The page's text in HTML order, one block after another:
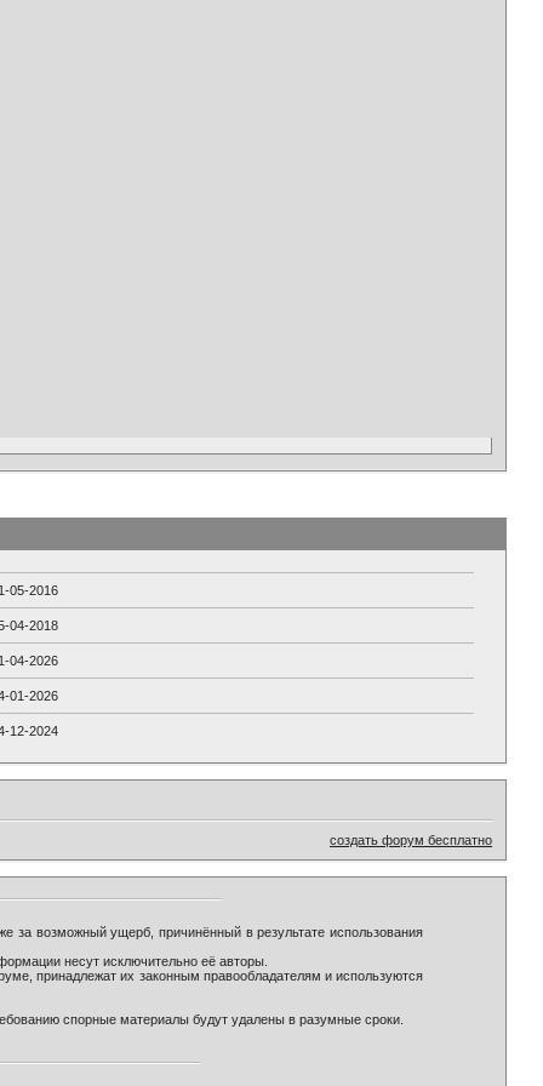
05-2016
04-2018
04-2026
01-2026
12-2024
создать форум бесплатно
за возможный ущерб, причинённый в результате использования
несут исключительно её авторы.
принадлежат их законным правообладателям и используются
спорные материалы будут удалены в разумные сроки.